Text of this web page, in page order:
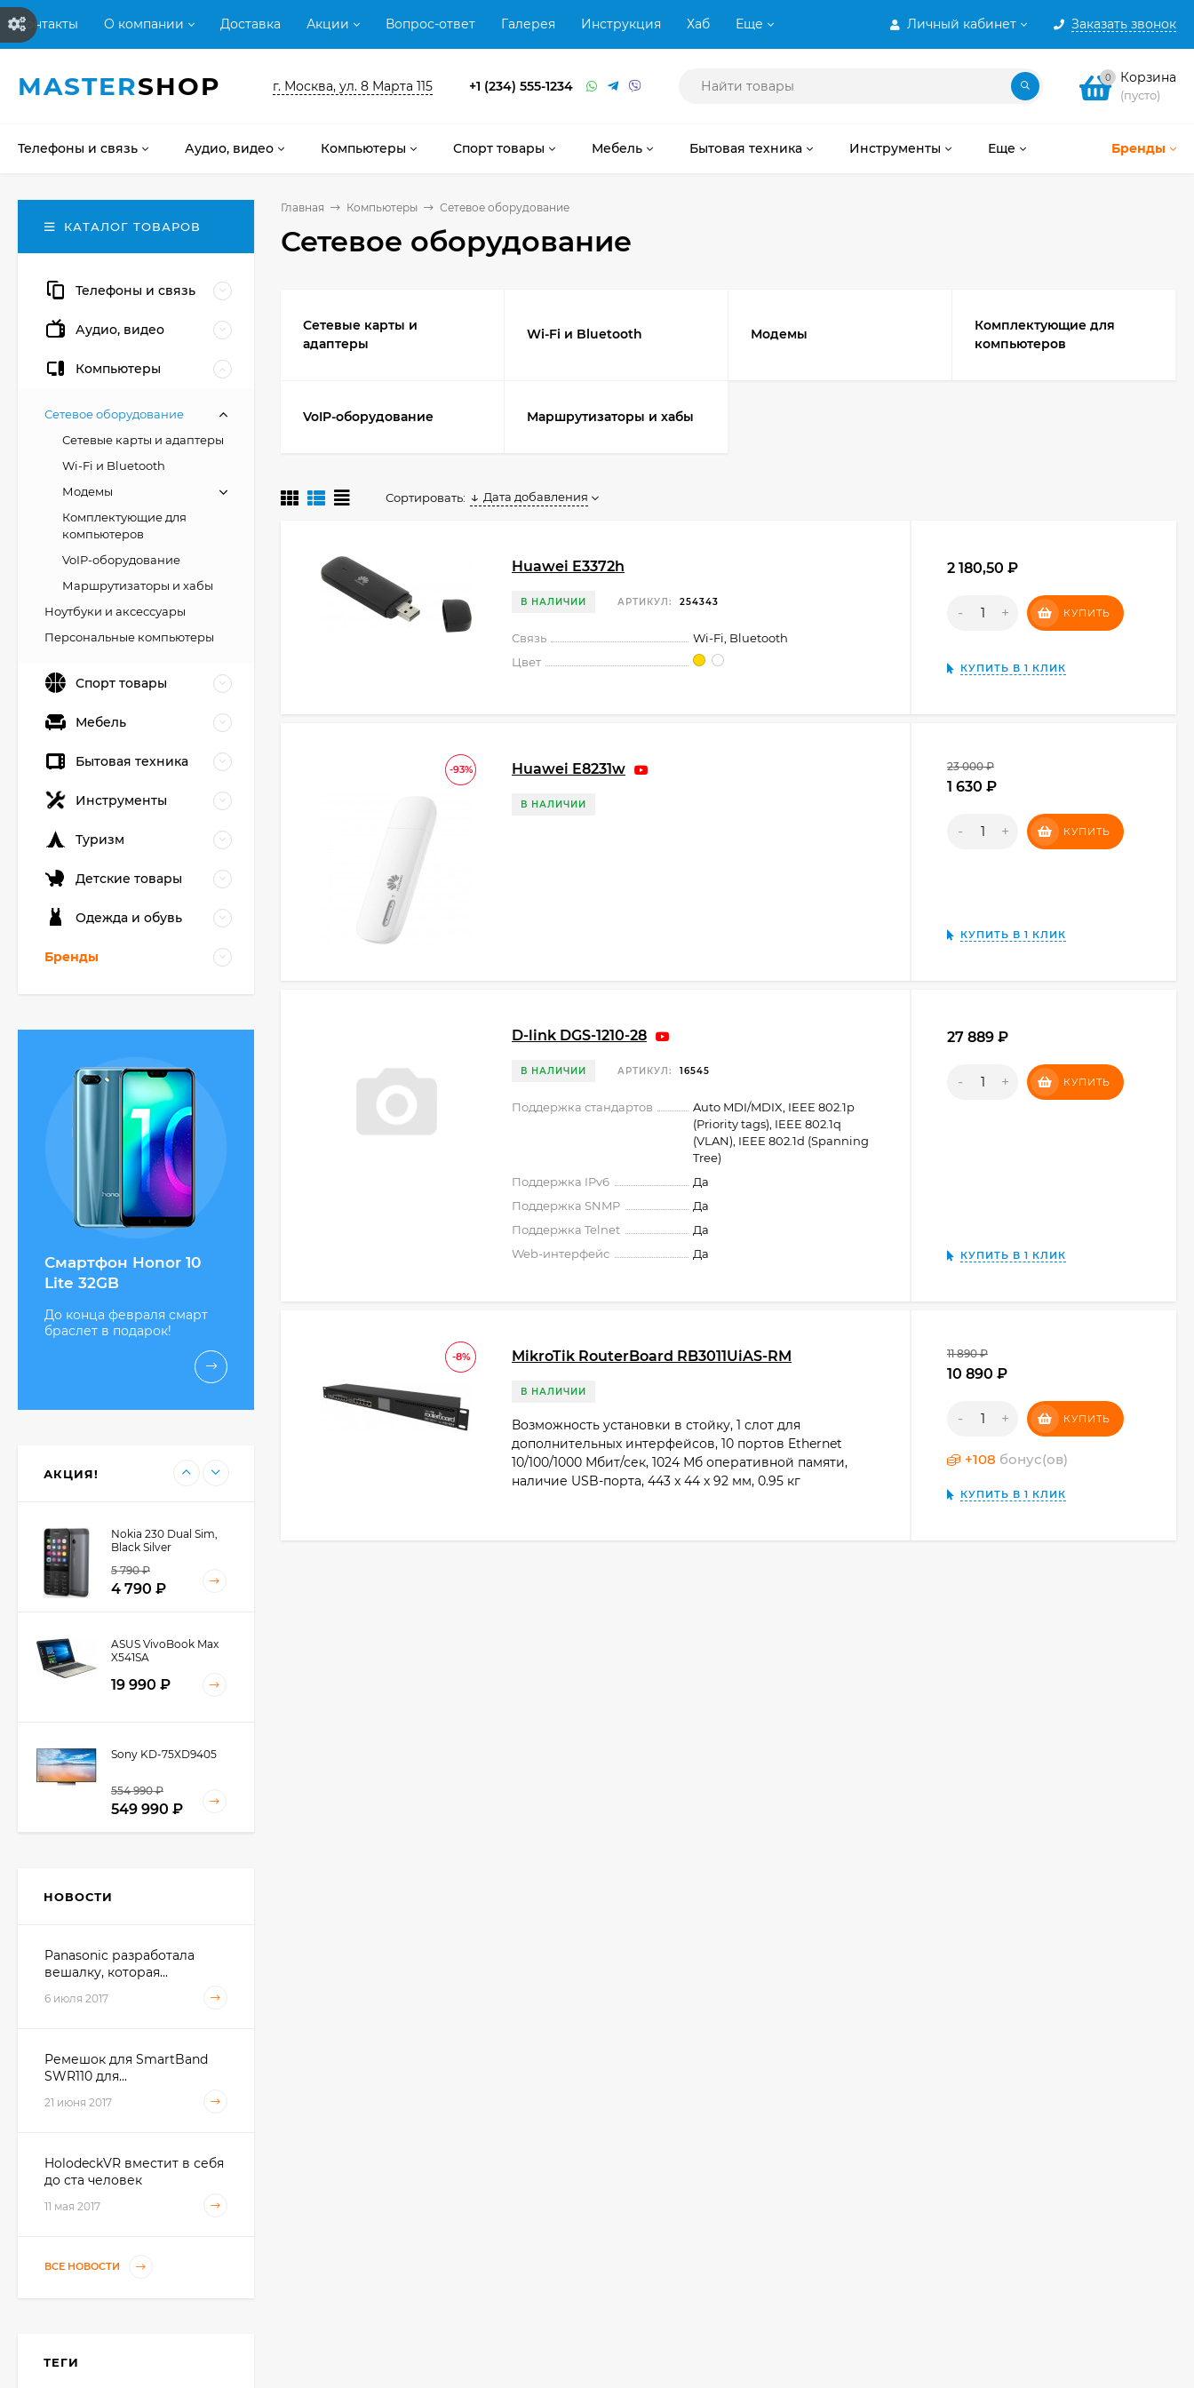
Личный кабинет Заказать звонок
Контакты О компании Доставка Акции Вопрос-ответ Галерея Инструкция Хаб Еще
MASTERSHOP г. Москва, ул. 8 Марта 115 +1 (234) 555-1234 0 Корзина
(пусто)
Бренды
Телефоны и связь Аудио, видео Компьютеры Спорт товары Мебель Бытовая техника Инструменты Еще
Главная Компьютеры Сетевое оборудование
Сетевое оборудование
Сетевые карты и
адаптеры
Wi-Fi и Bluetooth Модемы
Комплектующие для
компьютеров
VoIP-оборудование Маршрутизаторы и хабы
Сортировать: Дата добавления
Huawei E3372h
В НАЛИЧИИ АРТИКУЛ: 254343
Связь
Wi-Fi, Bluetooth
Цвет
2 180,50 ₽
- + КУПИТЬ
КУПИТЬ В 1 КЛИК
-93% Huawei E8231w
В НАЛИЧИИ
23 000 ₽
1 630 ₽
- + КУПИТЬ
КУПИТЬ В 1 КЛИК
D-link DGS-1210-28
В НАЛИЧИИ АРТИКУЛ: 16545
Поддержка стандартов
Auto MDI/MDIX, IEEE 802.1p
(Priority tags), IEEE 802.1q
(VLAN), IEEE 802.1d (Spanning
Tree)
Поддержка IPv6
Да
Поддержка SNMP
Да
Поддержка Telnet
Да
Web-интерфейс
Да
27 889 ₽
- + КУПИТЬ
КУПИТЬ В 1 КЛИК
-8% MikroTik RouterBoard RB3011UiAS-RM
В НАЛИЧИИ
Возможность установки в стойку, 1 слот для
дополнительных интерфейсов, 10 портов Ethernet
10/100/1000 Мбит/сек, 1024 Мб оперативной памяти,
наличие USB-порта, 443 x 44 x 92 мм, 0.95 кг
11 890 ₽
10 890 ₽
- + КУПИТЬ
КУПИТЬ В 1 КЛИК
+108 бонус(ов)
КАТАЛОГ ТОВАРОВ
Телефоны и связь
Аудио, видео
Компьютеры
Сетевое оборудование
Сетевые карты и адаптеры
Wi-Fi и Bluetooth
Модемы
Комплектующие для
компьютеров
VoIP-оборудование
Маршрутизаторы и хабы
Ноутбуки и аксессуары
Персональные компьютеры
Спорт товары
Мебель
Бытовая техника
Инструменты
Туризм
Детские товары
Одежда и обувь
Бренды
Смартфон Honor 10
Lite 32GB
До конца февраля смарт
браслет в подарок!
АКЦИЯ!
Nokia 222 SS, Black
Gigaset C530A Duo
Nokia 230 Dual Sim,
Black Silver
5 790 ₽
4 790 ₽
ASUS VivoBook Max
X541SA
19 990 ₽
Sony KD-75XD9405
554 990 ₽
549 990 ₽
Смартфон Apple
Apple iPhone 7 128Gb
НОВОСТИ
Panasonic разработала
вешалку, которая...
6 июля 2017
Ремешок для SmartBand
SWR110 для...
21 июня 2017
HolodeckVR вместит в себя
до ста человек
11 мая 2017
ВСЕ НОВОСТИ
ТЕГИ